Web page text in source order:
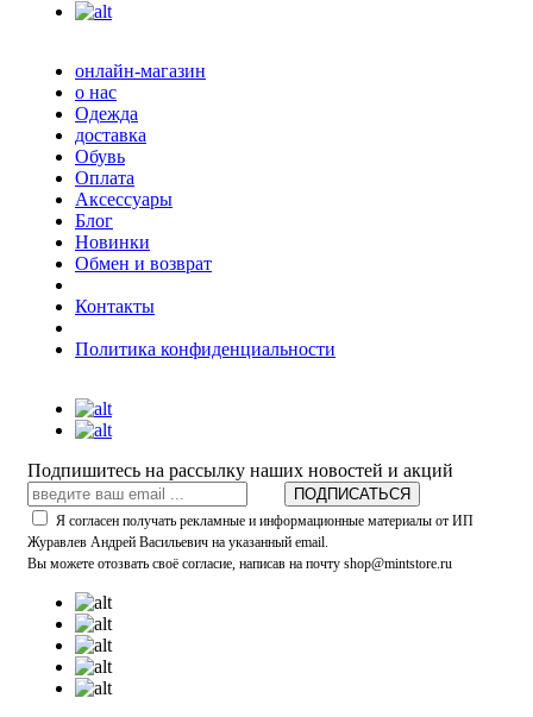
онлайн-магазин
о нас
Одежда
доставка
Обувь
Оплата
Аксессуары
Блог
Новинки
Обмен и возврат
Контакты
Политика конфиденциальности
Подпишитесь на рассылку наших новостей и акций
ПОДПИСАТЬСЯ
Я согласен получать рекламные и информационные материалы от ИП
Журавлев Андрей Васильевич на указанный email.
Вы можете отозвать своё согласие, написав на почту shop@mintstore.ru